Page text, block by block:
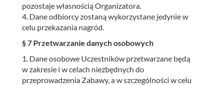
pozostaje własnością Organizatora.
4. Dane odbiorcy zostaną wykorzystane jedynie w
celu przekazania nagród.
§ 7 Przetwarzanie danych osobowych
1. Dane osobowe Uczestników przetwarzane będą
w zakresie i w celach niezbędnych do
przeprowadzenia Zabawy, a w szczególności w celu